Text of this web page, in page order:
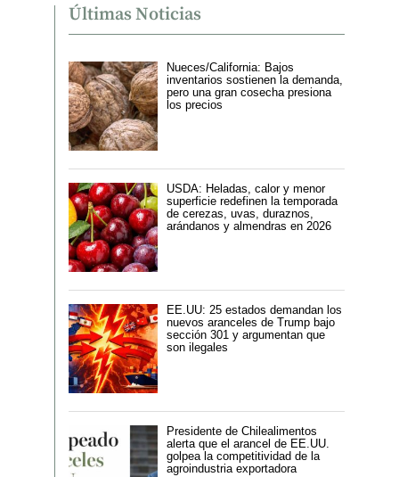
Últimas Noticias
Nueces/California: Bajos
inventarios sostienen la demanda,
pero una gran cosecha presiona
los precios
USDA: Heladas, calor y menor
superficie redefinen la temporada
de cerezas, uvas, duraznos,
arándanos y almendras en 2026
EE.UU: 25 estados demandan los
nuevos aranceles de Trump bajo
sección 301 y argumentan que
son ilegales
Presidente de Chilealimentos
alerta que el arancel de EE.UU.
golpea la competitividad de la
agroindustria exportadora